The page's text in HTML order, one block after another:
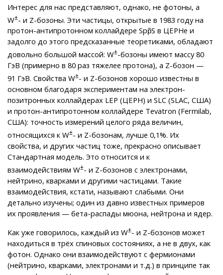
Интерес для нас представляют, однако, не фотоны, a
W±- и Z-бозоны. Эти частицы, открытые в 1983 году на
протон-антипротонном коллайдере Spp̃S в ЦЕРНе и
задолго до этого предсказанные теоретиками, обладают
довольно большой массой: W±-бозоны имеют массу 80
ГэВ (примерно в 80 раз тяжелее протона), а Z-бозон —
91 ГэВ. Свойства W±- и Z-бозонов хорошо известны в
основном благодаря экспериментам на электрон-
позитронных коллайдерах LEP (ЦЕРН) и SLC (SLAC, США)
и протон-антипротонном коллайдере Tevatron (Fermilab,
США): точность измерений целого ряда величин,
относящихся к W±- и Z-бозонам, лучше 0,1%. Их
свойства, и других частиц тоже, прекрасно описывает
Стандартная модель. Это относится и к
взаимодействиям W±- и Z-бозонов с электронами,
нейтрино, кварками и другими частицами. Такие
взаимодействия, кстати, называют слабыми. Они
детально изучены; один из давно известных примеров
их проявления — бета-распады мюона, нейтрона и ядер.
Как уже говорилось, каждый из W±- и Z-бозонов может
находиться в трёх спиновых состояниях, а не в двух, как
фотон. Однако они взаимодействуют с фермионами
(нейтрино, кварками, электронами и т.д.) в принципе так